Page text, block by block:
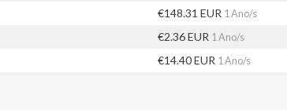
€148.31 EUR 1 Ano/s
€2.36 EUR 1 Ano/s
€14.40 EUR 1 Ano/s